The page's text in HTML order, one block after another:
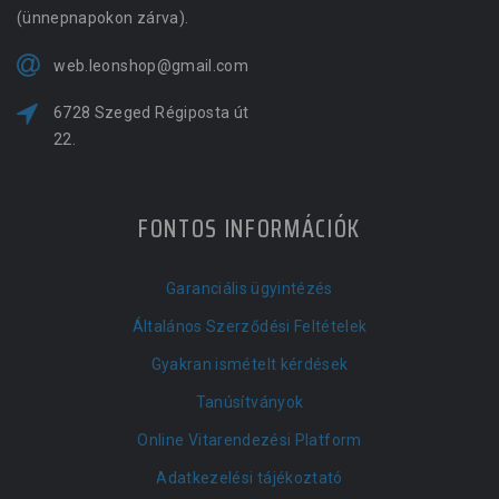
(ünnepnapokon zárva).
web.leonshop@gmail.com
6728 Szeged Régiposta út
22.
FONTOS INFORMÁCIÓK
Garanciális ügyintézés
Általános Szerződési Feltételek
Gyakran ismételt kérdések
Tanúsítványok
Online Vitarendezési Platform
Adatkezelési tájékoztató